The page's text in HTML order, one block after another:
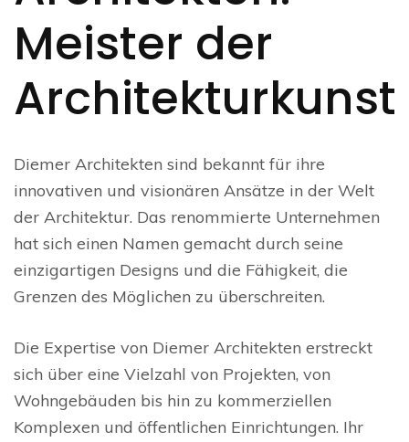
Meister der
Architekturkunst
Diemer Architekten sind bekannt für ihre
innovativen und visionären Ansätze in der Welt
der Architektur. Das renommierte Unternehmen
hat sich einen Namen gemacht durch seine
einzigartigen Designs und die Fähigkeit, die
Grenzen des Möglichen zu überschreiten.
Die Expertise von Diemer Architekten erstreckt
sich über eine Vielzahl von Projekten, von
Wohngebäuden bis hin zu kommerziellen
Komplexen und öffentlichen Einrichtungen. Ihr